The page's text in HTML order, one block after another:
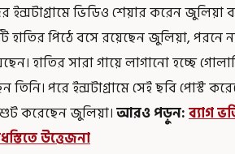
ইন্সটাগ্রামে ভিডিও শেয়ার করেন
হাতির পিঠে বসে রয়েছেন জুলিয়া, পরনে
হাতির সারা গায়ে লাগানো হচ্ছে
তিনি। পরে ইন্সটাগ্রামে সেই ছবি পোস্ট
করেছেন জুলিয়া।আরও পড়ুন:ব্যাগ
উত্তেজনা